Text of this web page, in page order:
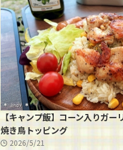
【キャンプ飯】コーン入りガー
焼き鳥トッピング
2026/5/21